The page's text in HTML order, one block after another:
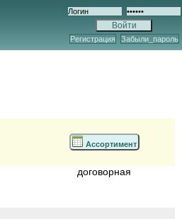
Регистрация Забыли_пароль
Ассортимент
договорная